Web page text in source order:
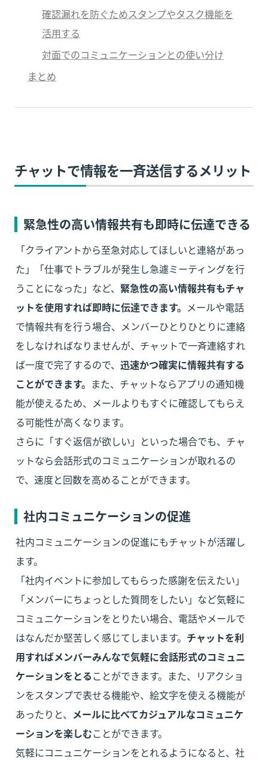
確認漏れを防ぐためスタンプやタスク機能を
活用する
対面でのコミュニケーションとの使い分け
まとめ
チャットで情報を一斉送信するメリット
緊急性の高い情報共有も即時に伝達できる
「クライアントから至急対応してほしいと連絡があっ
た」「仕事でトラブルが発生し急遽ミーティングを行
うことになった」など、 緊急性の高い情報共有もチャ
ットを使用すれば即時に伝達できます。 メールや電話
で情報共有を行う場合、メンバーひとりひとりに連絡
をしなければなりませんが、チャットで一斉連絡すれ
ば一度で完了するので、 迅速かつ確実に情報共有する
ことができます。 また、チャットならアプリの通知機
能が使えるため、メールよりもすぐに確認してもらえ
る可能性が高くなります。
さらに「すぐ返信が欲しい」といった場合でも、チャ
ットなら会話形式のコミュニケーションが取れるの
で、速度と回数を高めることができます。
社内コミュニケーションの促進
社内コミュニケーションの促進にもチャットが活躍し
ます。
「社内イベントに参加してもらった感謝を伝えたい」
「メンバーにちょっとした質問をしたい」など気軽に
コミュニケーションをとりたい場合、電話やメールで
はなんだか堅苦しく感じてしまいます。 チャットを利
用すればメンバーみんなで気軽に会話形式のコミュニ
ケーションをとることができます。また、リアクショ
ンをスタンプで表せる機能や、絵文字を使える機能が
あったりと、 メールに比べてカジュアルなコミュニケ
ーションを楽しむことができます。
気軽にコニュニケーションをとれるようになると、社